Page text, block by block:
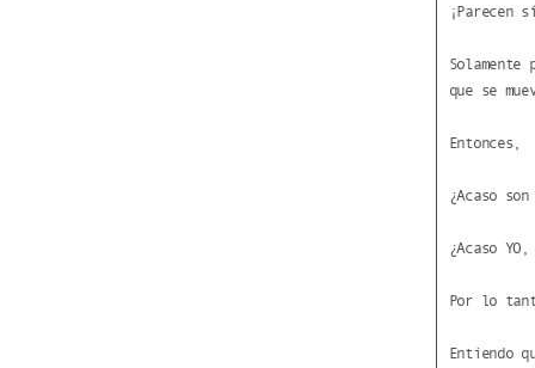
¡Parecen
Solamente
que se
Entonces,
¿Acaso
¿Acaso
Por lo
Entiendo